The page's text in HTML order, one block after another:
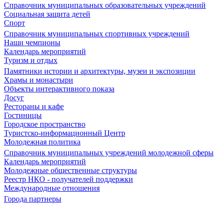
Справочник муниципальных образовательных учреждений
Социальная защита детей
Спорт
Справочник муниципальных спортивных учреждений
Наши чемпионы
Календарь мероприятий
Туризм и отдых
Памятники истории и архитектуры, музеи и экспозиции
Храмы и монастыри
Объекты интерактивного показа
Досуг
Рестораны и кафе
Гостиницы
Городское пространство
Туристско-информационный Центр
Молодежная политика
Справочник муниципальных учреждений молодежной сферы
Календарь мероприятий
Молодежные общественные структуры
Реестр НКО - получателей поддержки
Международные отношения
Города партнеры